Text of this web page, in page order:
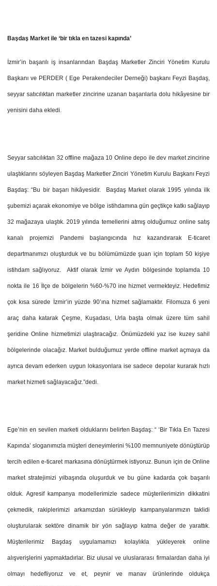
Başdaş Market ile ‘bir tıkla en tazesi kapında’
İzmir’in başarılı iş insanlarından Başdaş Marketler Zinciri Yönetim Kurulu
Başkanı ve PERDER ( Ege Perakendeciler Derneği) başkanı Feyzi Başdaş,
seyyar satıcılıktan marketler zincirine uzanan başarılarla dolu hikâyesine bir
yenisini daha ekledi.
Seyyar satıcılıktan 32 offline mağaza 10 Online depo ile dev market zincirine
ulaştıklarını söyleyen Başdaş Marketler Zinciri Yönetim Kurulu Başkanı Feyzi
Başdaş: “Bu bir başarı hikâyesidir. Başdaş Market olarak 1995 yılında ilk
şubemizi açarak ekonomiye ve bölge istihdamına gün geçtikçe katkı sağlayıp
32 mağazaya ulaştık. 2019 yılında temellerini atmış olduğumuz online satış
kanalı projemizi Pandemi başlangıcında hız kazandırarak E-ticaret
departmanımızı oluşturduk ve bu bölümümüzde şuan için toplam 50 kişiye
istihdam sağlıyoruz. Aktif olarak İzmir ve Aydın bölgesinde toplamda 10
nokta ile 16 İlçe de bölgelerin %60-%70 ine hizmet vermekteyiz. Hedefimiz
çok kısa sürede İzmir’in yüzde 90’ına hizmet sağlamaktır. Filomuza 6 yeni
araç daha katarak Çeşme, Kuşadası, Urla başta olmak üzere tüm sahil
şeridine Online hizmetimizi ulaştıracağız. Önümüzdeki yaz ise kuzey sahil
bölgelerinde olacağız. Market bulduğumuz yerde offline market açmaya da
ayrıca devam ederken uygun lokasyonlara ise sadece depolar kurarak hızlı
market hizmeti sağlayacağız.”dedi.
Ege’nin en sevilen marketi olduklarını belirten Başdaş: “ ‘Bir Tıkla En Tazesi
Kapında’ sloganımızla müşteri deneyimlerini %100 memnuniyete dönüştürüp
tercih edilen e-ticaret markasına dönüştürmek istiyoruz. Bunun için de Online
market stratejimizi yılbaşında oluşurduk ve bu güne kadarda çok başarılı
olduk. Agresif kampanya modellerimizle sadece müşterilerimizin dikkatini
çekmedik, rakiplerimizi arkamızdan sürükleyip kampanyalarımızın taklidi
oluşturularak sektöre dinamik bir yön sağlayıp katma değer de yarattık.
Müşterilerimiz Başdaş uygulamamızı kolaylıkla yükleyerek online
alışverişlerini yapmaktadırlar. Biz ulusal ve uluslararası firmalardan daha iyi
olmayı hedefliyoruz ve et, peynir ve manav ürünlerinde oldukça